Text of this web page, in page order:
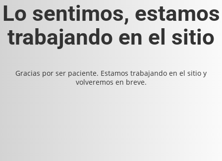
Lo sentimos, estamos
trabajando en el sitio
Gracias por ser paciente. Estamos trabajando en el sitio y
volveremos en breve.